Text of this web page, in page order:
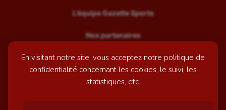
En visitant notre site, vous acceptez notre politique de
confidentialité concernant les cookies, le suivi, les
statistiques, etc.
L’équipe Gazette Sports
Nos partenaires
Recrutement
Mentions légales